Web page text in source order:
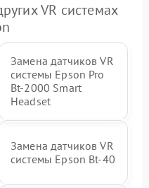
VR системах
Замена датчиков VR
системы Epson Pro
Bt-2000 Smart
Headset
Замена датчиков VR
системы Epson Bt-40